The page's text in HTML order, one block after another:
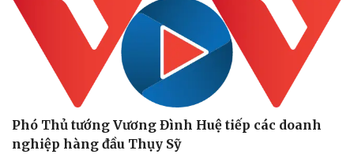
Phó Thủ tướng Vương Đình Huệ tiếp các doanh
nghiệp hàng đầu Thụy Sỹ